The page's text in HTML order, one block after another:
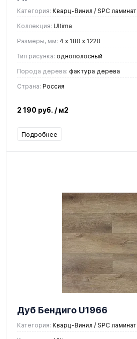
Категория: Кварц-Винил / SPC ламинат
Коллекция: Ultima
Размеры, мм: 4 х 180 х 1220
Тип рисунка: однополосный
Порода дерева: фактура дерева
Страна: Россия
2 190 руб. / м2
Подробнее
Дуб Бендиго U1966
Категория: Кварц-Винил / SPC ламинат